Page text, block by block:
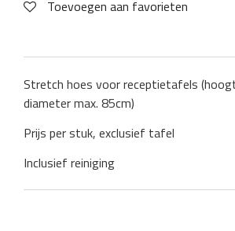
Toevoegen aan favorieten
Stretch hoes voor receptietafels
diameter max. 85cm)
Prijs per stuk, exclusief tafel
Inclusief reiniging